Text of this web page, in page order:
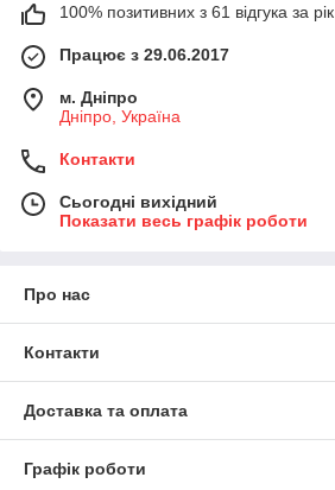
100% позитивних з 61 відгука за рік
Працює з 29.06.2017
м. Дніпро
Дніпро, Україна
Контакти
Сьогодні вихідний
Показати весь графік роботи
Про нас
Контакти
Доставка та оплата
Графік роботи